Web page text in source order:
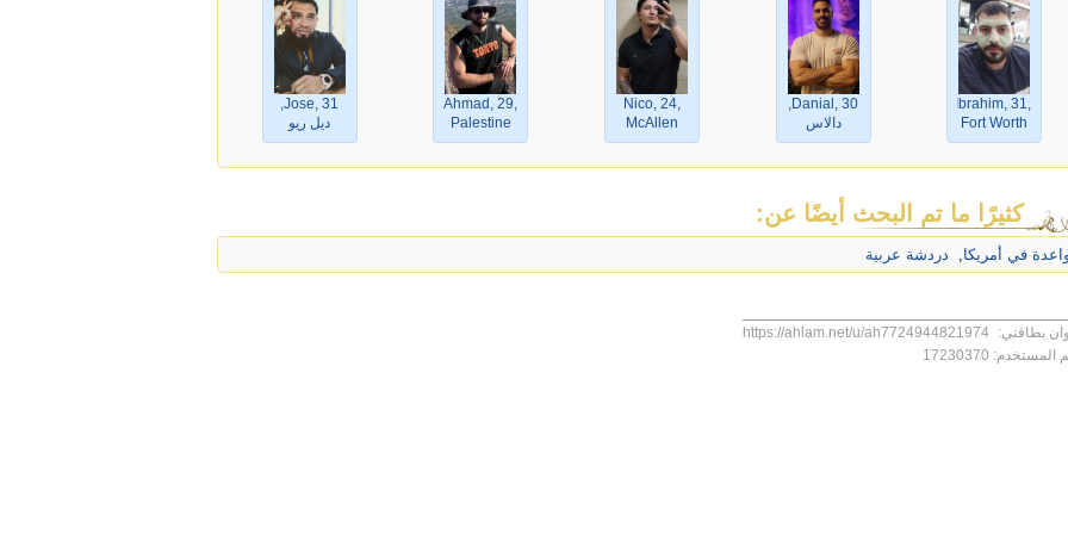
Ibrahim, 31,
Fort Worth
Danial, 30,
دالاس
Nico, 24,
McAllen
Ahmad, 29,
Palestine
Jose, 31,
ديل ريو
كثيرًا ما تم البحث أيضًا عن:
في أمريكا, دردشة عربية
بطاقتي:
https://ahlam.net/u/ah7724944821974
المستخدم: 17230370